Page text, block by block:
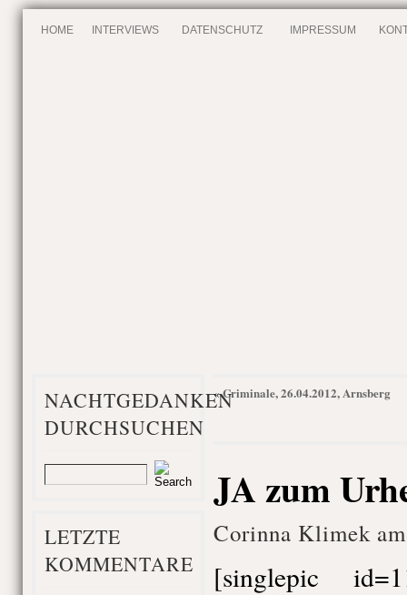
HOME INTERVIEWS DATENSCHUTZ IMPRESSUM
NACHTGEDANKEN
DURCHSUCHEN
LETZTE
KOMMENTARE
«Criminale, 26.04.2012, Arnsberg
JA zum
Corinna Klimek
[singlepic